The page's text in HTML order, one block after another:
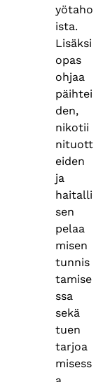
yötaho
ista.
Lisäksi
opas
ohjaa
päihtei
den,
nikotii
nituott
eiden
ja
haitalli
sen
pelaa
misen
tunnis
tamise
ssa
sekä
tuen
tarjoa
misess